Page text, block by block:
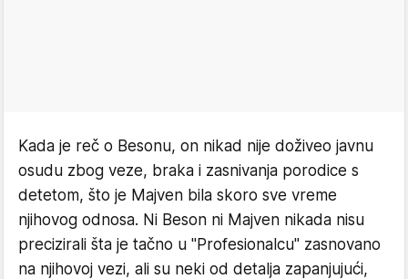
Kada je reč o Besonu, on nikad nije doživeo javnu
osudu zbog veze, braka i zasnivanja porodice s
detetom, što je Majven bila skoro sve vreme
njihovog odnosa. Ni Beson ni Majven nikada nisu
precizirali šta je tačno u "Profesionalcu" zasnovano
na njihovoj vezi, ali su neki od detalja zapanjujući,